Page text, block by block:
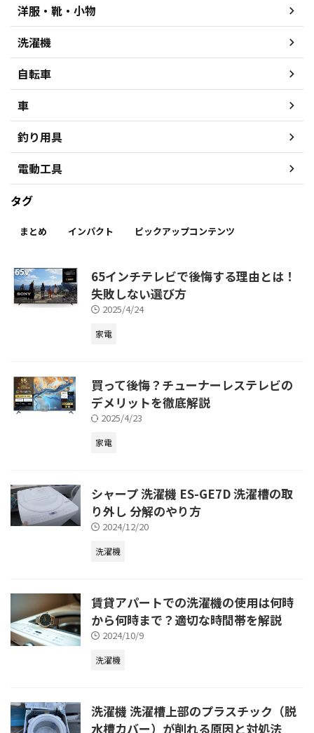
洋服・靴・小物
洗濯機
自転車
車
釣り用具
電動工具
タグ
まとめ インパクト ピックアップコンテンツ
65インチテレビで後悔する理由とは！
失敗しない選び方
2025/4/24
家電
買って後悔？チューナーレステレビの
デメリットを徹底解説
2025/4/23
家電
シャープ 洗濯機 ES-GE7D 洗濯槽の取
り外し 分解のやり方
2024/12/20
洗濯機
賃貸アパートでの洗濯機の使用は何時
から何時まで？適切な時間帯を解説
2024/10/9
洗濯機
洗濯機 洗濯槽上部のプラスチック（脱
水槽カバー）が削れる原因と対処法